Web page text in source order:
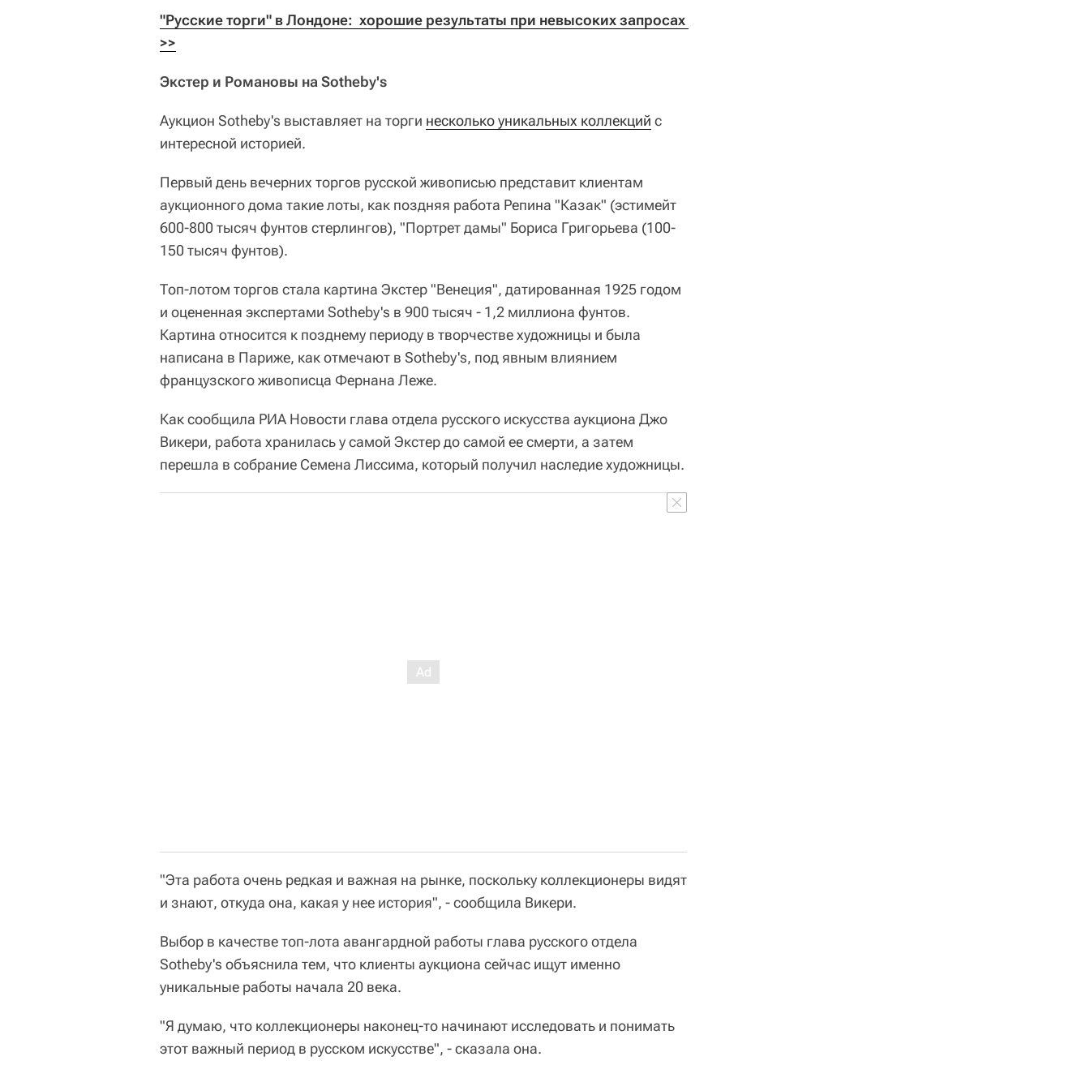
"Русские торги" в Лондоне:  хорошие результаты при невысоких запросах
>>
Экстер и Романовы на Sotheby's
Аукцион Sotheby's выставляет на торги несколько уникальных коллекций с
интересной историей.
Первый день вечерних торгов русской живописью представит клиентам
аукционного дома такие лоты, как поздняя работа Репина "Казак" (эстимейт
600-800 тысяч фунтов стерлингов), "Портрет дамы" Бориса Григорьева (100-
150 тысяч фунтов).
Топ-лотом торгов стала картина Экстер "Венеция", датированная 1925 годом
и оцененная экспертами Sotheby's в 900 тысяч - 1,2 миллиона фунтов.
Картина относится к позднему периоду в творчестве художницы и была
написана в Париже, как отмечают в Sotheby's, под явным влиянием
французского живописца Фернана Леже.
Как сообщила РИА Новости глава отдела русского искусства аукциона Джо
Викери, работа хранилась у самой Экстер до самой ее смерти, а затем
перешла в собрание Семена Лиссима, который получил наследие художницы.
"Эта работа очень редкая и важная на рынке, поскольку коллекционеры видят
и знают, откуда она, какая у нее история", - сообщила Викери.
Выбор в качестве топ-лота авангардной работы глава русского отдела
Sotheby's объяснила тем, что клиенты аукциона сейчас ищут именно
уникальные работы начала 20 века.
"Я думаю, что коллекционеры наконец-то начинают исследовать и понимать
этот важный период в русском искусстве", - сказала она.